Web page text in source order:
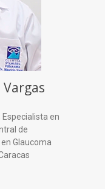
Especialista en
de
Glaucoma